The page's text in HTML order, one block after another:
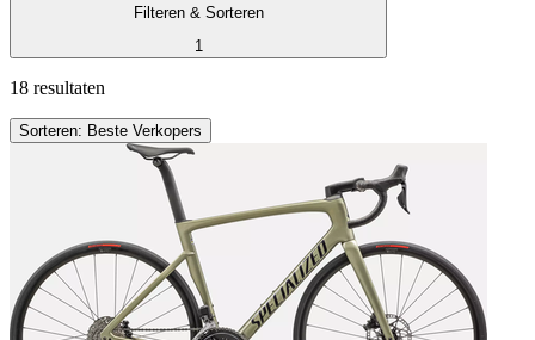
Filteren & Sorteren
1
18 resultaten
Sorteren: Beste Verkopers